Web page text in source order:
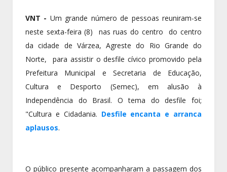
VNT - Um grande número de pessoas reuniram-se
neste sexta-feira (8) nas ruas do centro do centro
da cidade de Várzea, Agreste do Rio Grande do
Norte, para assistir o desfile cívico promovido pela
Prefeitura Municipal e Secretaria de Educação,
Cultura e Desporto (Semec), em alusão à
Independência do Brasil. O tema do desfile foi;
"Cultura e Cidadania. Desfile encanta e arranca
aplausos.
O público presente acompanharam a passagem dos